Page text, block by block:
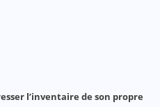
l’inventaire de son propre